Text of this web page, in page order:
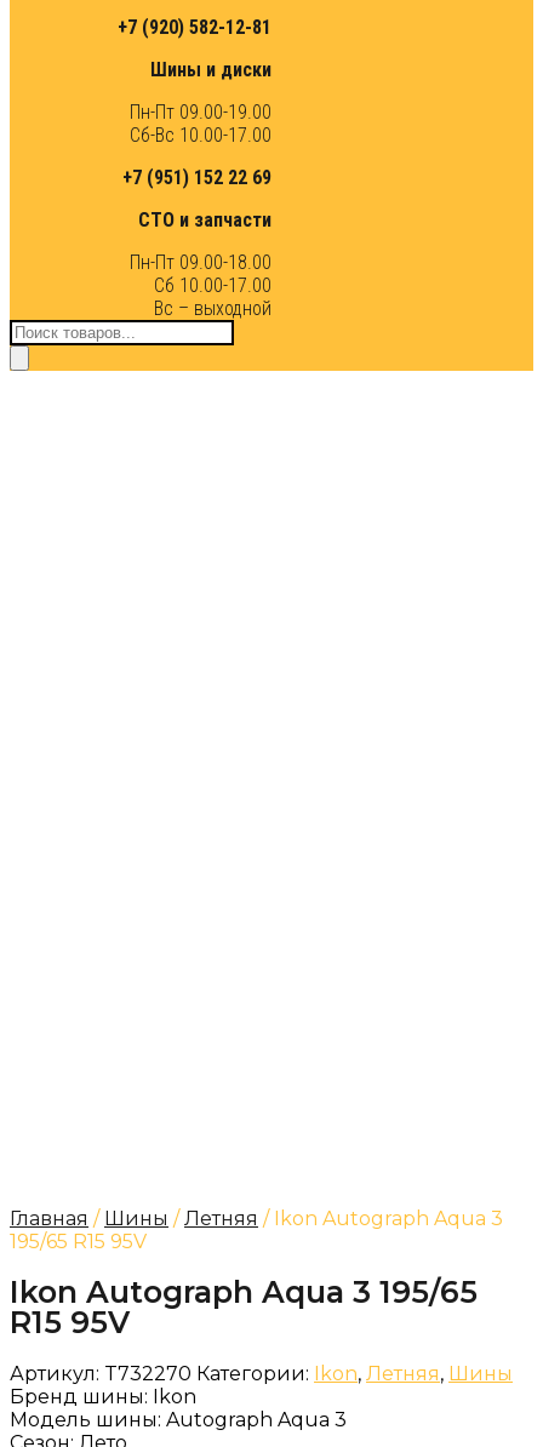
+7 (920) 582-12-81
Шины и диски
Пн-Пт 09.00-19.00
Сб-Вс 10.00-17.00
+7 (951) 152 22 69
СТО и запчасти
Пн-Пт 09.00-18.00
Сб 10.00-17.00
Вс – выходной
Поиск
товаров
Главная / Шины /Летняя / Ikon Autograph Aqua 3
195/65 R15 95V
Ikon Autograph Aqua 3 195/65
R15 95V
Артикул: T732270 Категории: Ikon, Летняя, Шины
Бренд шины: Ikon
Модель шины: Autograph Aqua 3